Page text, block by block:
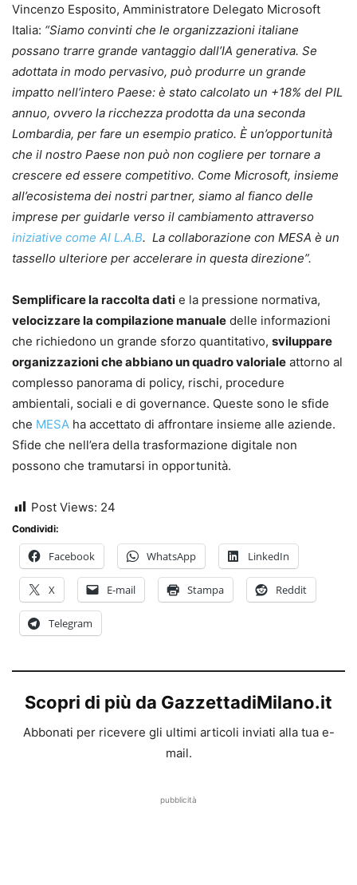
Vincenzo Esposito, Amministratore Delegato Microsoft
Italia: “Siamo convinti che le organizzazioni italiane
possano trarre grande vantaggio dall’IA generativa. Se
adottata in modo pervasivo, può produrre un grande
impatto nell’intero Paese: è stato calcolato un +18% del PIL
annuo, ovvero la ricchezza prodotta da una seconda
Lombardia, per fare un esempio pratico. È un’opportunità
che il nostro Paese non può non cogliere per tornare a
crescere ed essere competitivo. Come Microsoft, insieme
all’ecosistema dei nostri partner, siamo al fianco delle
imprese per guidarle verso il cambiamento attraverso
iniziative come AI L.A.B. La collaborazione con MESA è un
tassello ulteriore per accelerare in questa direzione”.
Semplificare la raccolta dati e la pressione normativa,
velocizzare la compilazione manuale delle informazioni
che richiedono un grande sforzo quantitativo, sviluppare
organizzazioni che abbiano un quadro valoriale attorno al
complesso panorama di policy, rischi, procedure
ambientali, sociali e di governance. Queste sono le sfide
che MESA ha accettato di affrontare insieme alle aziende.
Sfide che nell’era della trasformazione digitale non
possono che tramutarsi in opportunità.
Post Views: 24
Condividi:
Facebook WhatsApp LinkedIn
X E-mail Stampa Reddit
Telegram
Scopri di più da GazzettadiMilano.it
Abbonati per ricevere gli ultimi articoli inviati alla tua e-
mail.
pubblicità